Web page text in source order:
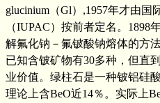
glucinium（Gl）,1957年才由
（IUPAC）按前者定名。1898
解氟化钠－氟铍酸钠熔体的方
已知含铍矿物有30多种，但直
业价值。绿柱石是一种铍铝硅
理论上含BeO近14％。实际上